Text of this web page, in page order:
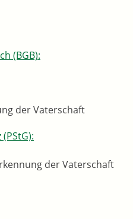
(BGB):
der Vaterschaft
der Vaterschaft